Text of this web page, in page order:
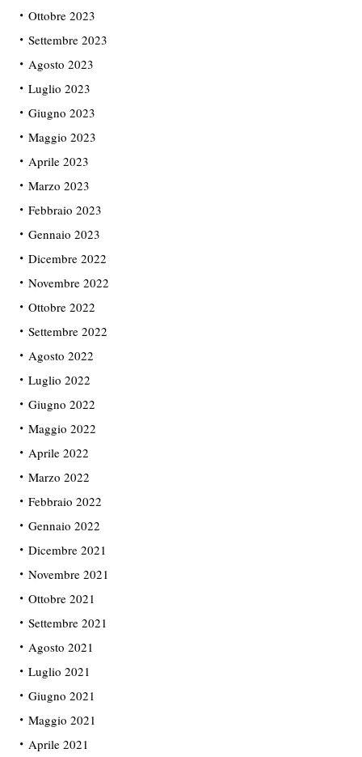
Ottobre 2023
Settembre 2023
Agosto 2023
Luglio 2023
Giugno 2023
Maggio 2023
Aprile 2023
Marzo 2023
Febbraio 2023
Gennaio 2023
Dicembre 2022
Novembre 2022
Ottobre 2022
Settembre 2022
Agosto 2022
Luglio 2022
Giugno 2022
Maggio 2022
Aprile 2022
Marzo 2022
Febbraio 2022
Gennaio 2022
Dicembre 2021
Novembre 2021
Ottobre 2021
Settembre 2021
Agosto 2021
Luglio 2021
Giugno 2021
Maggio 2021
Aprile 2021